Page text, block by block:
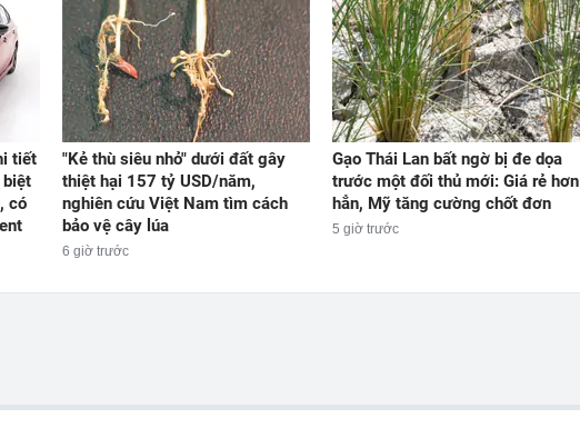
tiết
có
"Kẻ thù siêu nhỏ" dưới đất gây
thiệt hại 157 tỷ USD/năm,
nghiên cứu Việt Nam tìm cách
bảo vệ cây lúa
6 giờ trước
Gạo Thái Lan bất ngờ bị đe dọa
trước một đối thủ mới: Giá rẻ hơn
hẳn, Mỹ tăng cường chốt đơn
5 giờ trước